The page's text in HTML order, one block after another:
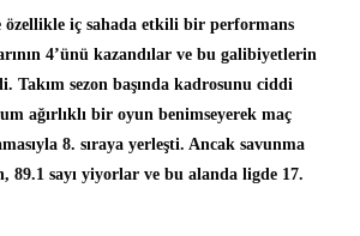
özellikle iç sahada etkili bir performans
4’ünü kazandılar ve bu galibiyetlerin
Takım sezon başında kadrosunu ciddi
ağırlıklı bir oyun benimseyerek maç
8. sıraya yerleşti. Ancak savunma
89.1 sayı yiyorlar ve bu alanda ligde 17.